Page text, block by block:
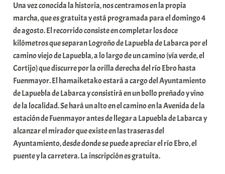
Una vez conocida la historia, nos centramos en la propia
marcha, que es gratuita y está programada para el domingo 4
de agosto. El recorrido consiste en completar los doce
kilómetros que separan Logroño de Lapuebla de Labarca por el
camino viejo de Lapuebla, a lo largo de un camino (vía verde, el
Cortijo) que discurre por la orilla derecha del río Ebro hasta
Fuenmayor. El hamaiketako estará a cargo del Ayuntamiento
de Lapuebla de Labarca y consistirá en un bollo preñado y vino
de la localidad. Se hará un alto en el camino en la Avenida de la
estación de Fuenmayor antes de llegar a Lapuebla de Labarca y
alcanzar el mirador que existe en las traseras del
Ayuntamiento, desde donde se puede apreciar el río Ebro, el
puente y la carretera. La inscripción es gratuita.